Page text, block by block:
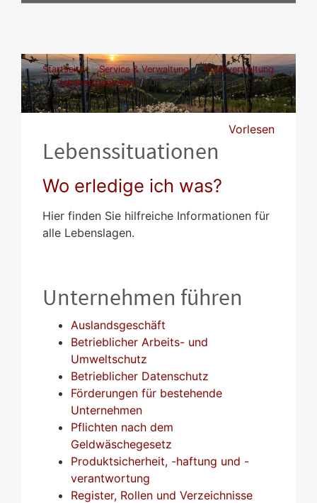
Startseite Service & Verwaltung
Stadtverwaltung
Lebenssituationen
Unternehmen führen
Vorlesen
Lebenssituationen
Wo erledige ich was?
Hier finden Sie hilfreiche Informationen für
alle Lebenslagen.
Unternehmen führen
Auslandsgeschäft
Betrieblicher Arbeits- und
Umweltschutz
Betrieblicher Datenschutz
Förderungen für bestehende
Unternehmen
Pflichten nach dem
Geldwäschegesetz
Produktsicherheit, -haftung und -
verantwortung
Register, Rollen und Verzeichnisse